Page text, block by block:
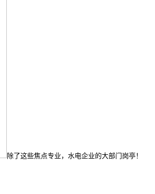
除了这些焦点专业，水电企业的大部门岗亭！